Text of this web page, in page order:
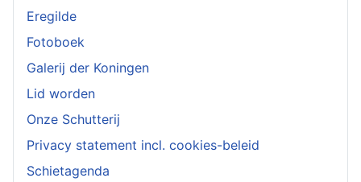
Eregilde
Fotoboek
Galerij der Koningen
Lid worden
Onze Schutterij
Privacy statement incl. cookies-beleid
Schietagenda